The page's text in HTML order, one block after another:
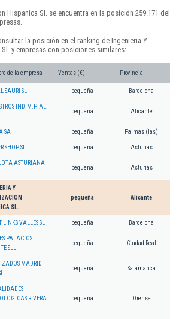
Hispanica Sl. se encuentra en la posición 259.171 del
la posición en el ranking de Ingenieria Y
y empresas con posiciones similares:
de la empresa Ventas (€) Provincia
SAURI SL pequeña Barcelona
IND.M.P. AL.
pequeña Alicante
SA pequeña Palmas (las)
SHOP SL pequeña Asturias
ASTURIANA
pequeña Asturias
Y
SL.
pequeña Alicante
LINKS VALLES SL pequeña Barcelona
PALACIOS
SLL
pequeña Ciudad Real
MADRID
pequeña Salamanca
RIVERA
pequeña Orense